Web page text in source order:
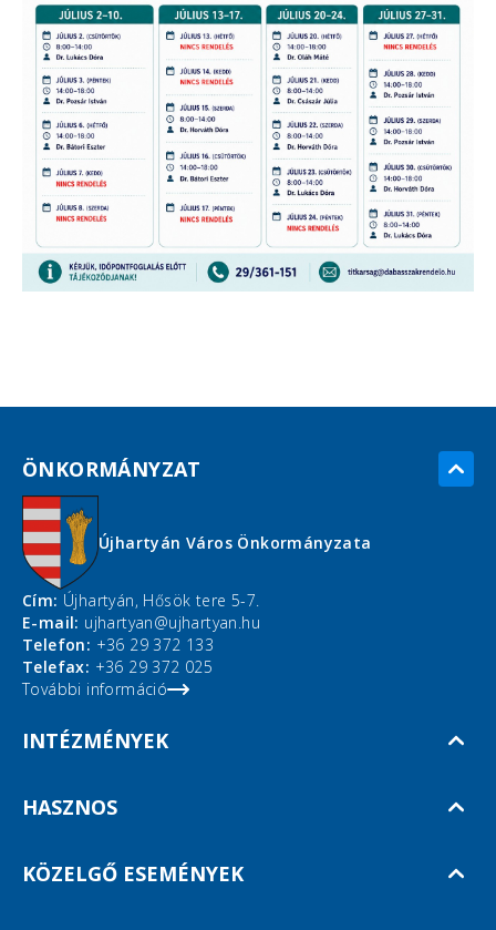
ÖNKORMÁNYZAT
Újhartyán Város Önkormányzata
Cím: Újhartyán, Hősök tere 5-7.
E-mail: ujhartyan@ujhartyan.hu
Telefon: +36 29 372 133
Telefax: +36 29 372 025
További információ
INTÉZMÉNYEK
HASZNOS
KÖZELGŐ ESEMÉNYEK